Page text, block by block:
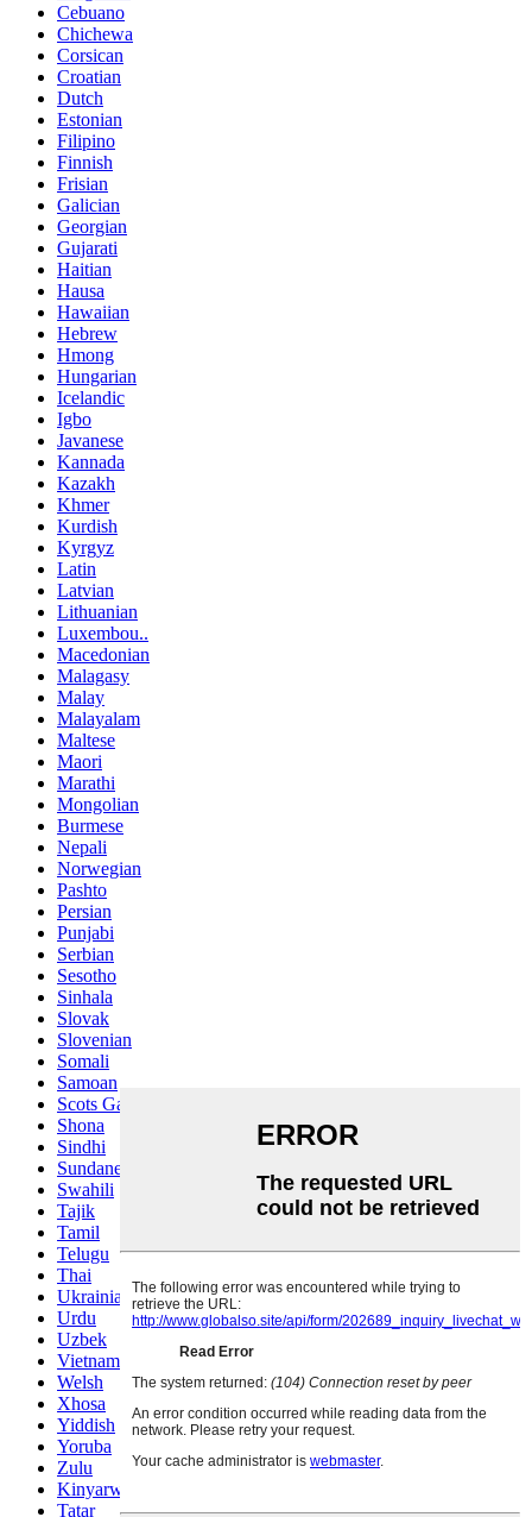
Cebuano
Chichewa
Corsican
Croatian
Dutch
Estonian
Filipino
Finnish
Frisian
Galician
Georgian
Gujarati
Haitian
Hausa
Hawaiian
Hebrew
Hmong
Hungarian
Icelandic
Igbo
Javanese
Kannada
Kazakh
Khmer
Kurdish
Kyrgyz
Latin
Latvian
Lithuanian
Luxembou..
Macedonian
Malagasy
Malay
Malayalam
Maltese
Maori
Marathi
Mongolian
Burmese
Nepali
Norwegian
Pashto
Persian
Punjabi
Serbian
Sesotho
Sinhala
Slovak
Slovenian
Somali
Samoan
Scots Gaelic
Shona
Sindhi
Sundanese
Swahili
Tajik
Tamil
Telugu
Thai
Ukrainian
Urdu
Uzbek
Vietnamese
Welsh
Xhosa
Yiddish
Yoruba
Zulu
Kinyarwanda
Tatar